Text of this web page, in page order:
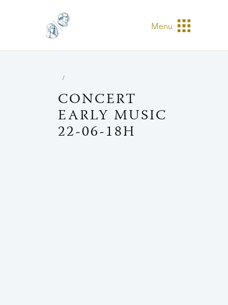
Menu
CONCERT
EARLY MUSIC
22-06-18H